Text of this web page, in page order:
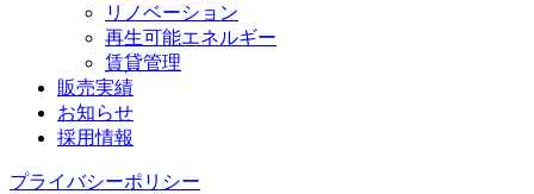
リノベーション
再生可能エネルギー
賃貸管理
販売実績
お知らせ
採用情報
プライバシーポリシー